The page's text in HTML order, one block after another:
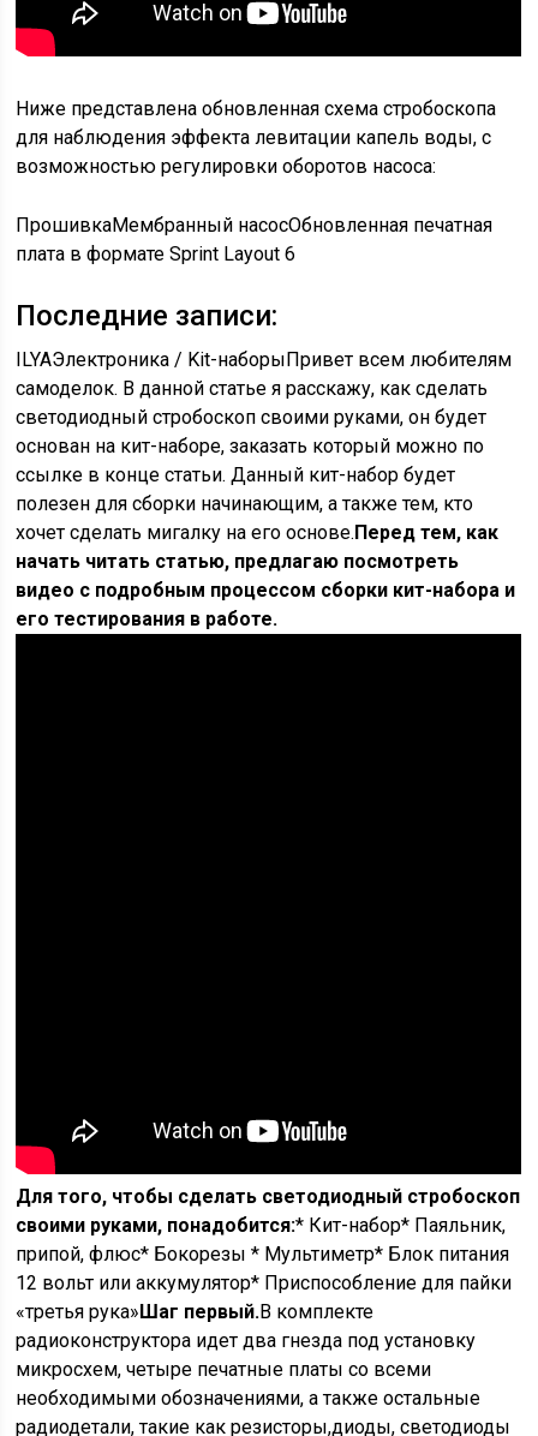
Ниже представлена обновленная схема стробоскопа
для наблюдения эффекта левитации капель воды, с
возможностью регулировки оборотов насоса:
ПрошивкаМембранный насосОбновленная печатная
плата в формате Sprint Layout 6
Последние записи:
ILYAЭлектроника / Kit-наборыПривет всем любителям
самоделок. В данной статье я расскажу, как сделать
светодиодный стробоскоп своими руками, он будет
основан на кит-наборе, заказать который можно по
ссылке в конце статьи. Данный кит-набор будет
полезен для сборки начинающим, а также тем, кто
хочет сделать мигалку на его основе.Перед тем, как
начать читать статью, предлагаю посмотреть
видео с подробным процессом сборки кит-набора и
его тестирования в работе.
Для того, чтобы сделать светодиодный стробоскоп
своими руками, понадобится:* Кит-набор* Паяльник,
припой, флюс* Бокорезы * Мультиметр* Блок питания
12 вольт или аккумулятор* Приспособление для пайки
«третья рука»Шаг первый.В комплекте
радиоконструктора идет два гнезда под установку
микросхем, четыре печатные платы со всеми
необходимыми обозначениями, а также остальные
радиодетали, такие как резисторы,диоды, светодиоды